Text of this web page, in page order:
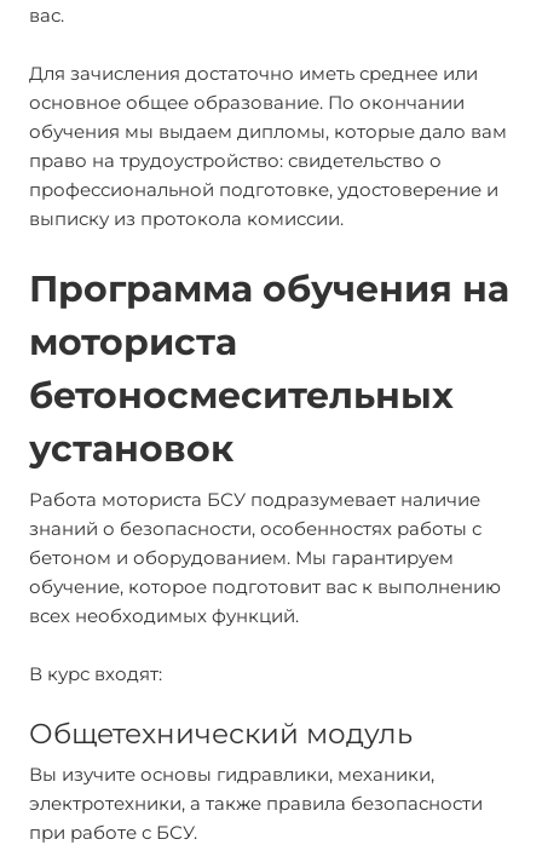
вас.
Для зачисления достаточно иметь среднее или
основное общее образование. По окончании
обучения мы выдаем дипломы, которые дало вам
право на трудоустройство: свидетельство о
профессиональной подготовке, удостоверение и
выписку из протокола комиссии.
Программа обучения на
моториста
бетоносмесительных
установок
Работа моториста БСУ подразумевает наличие
знаний о безопасности, особенностях работы с
бетоном и оборудованием. Мы гарантируем
обучение, которое подготовит вас к выполнению
всех необходимых функций.
В курс входят:
Общетехнический модуль
Вы изучите основы гидравлики, механики,
электротехники, а также правила безопасности
при работе с БСУ.